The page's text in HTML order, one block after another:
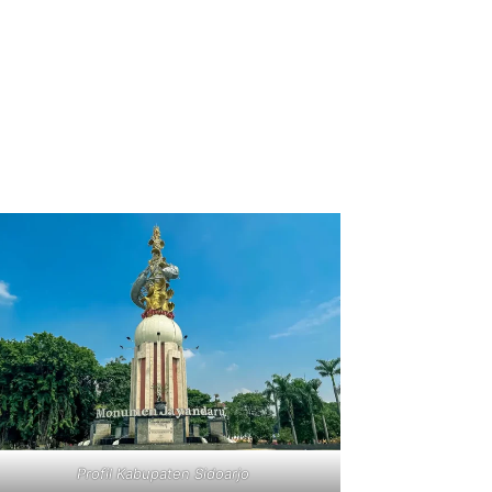
Profil Kabupaten Sidoarjo